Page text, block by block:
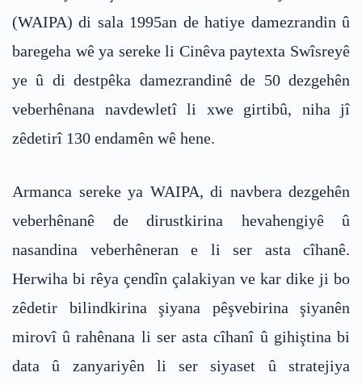
(WAIPA) di sala 1995an de hatiye damezrandin û
baregeha wê ya sereke li Cinêva paytexta Swîsreyê
ye û di destpêka damezrandinê de 50 dezgehên
veberhênana navdewletî li xwe girtibû, niha jî
zêdetirî 130 endamên wê hene.
Armanca sereke ya WAIPA, di navbera dezgehên
veberhênanê de dirustkirina hevahengiyê û
nasandina veberhêneran e li ser asta cîhanê.
Herwiha bi rêya çendîn çalakiyan ve kar dike ji bo
zêdetir bilindkirina şiyana pêşvebirina şiyanên
mirovî û rahênana li ser asta cîhanî û gihiştina bi
data û zanyariyên li ser siyaset û stratejiya